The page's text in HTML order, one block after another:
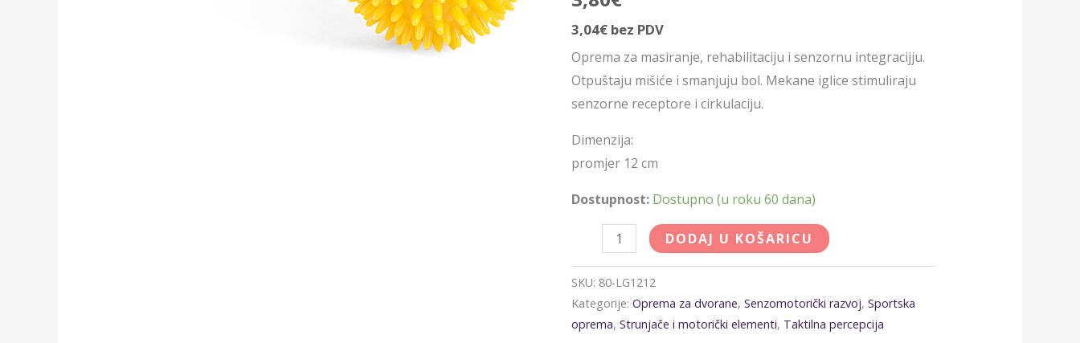
3,04€ bez PDV
Oprema za masiranje, rehabilitaciju i senzornu integracijju.
Otpuštaju mišiće i smanjuju bol. Mekane iglice stimuliraju
senzorne receptore i cirkulaciju.
Dimenzija:
promjer 12 cm
Dostupnost: Dostupno (u roku 60 dana)
DODAJ U KOŠARICU
SKU: 80-LG1212
Kategorije:Oprema za dvorane,Senzomotorički razvoj,Sportska
oprema,Strunjače i motorički elementi, Taktilna percepcija